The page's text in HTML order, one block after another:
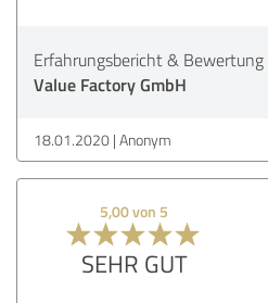
Erfahrungsbericht & Bewertung
Value Factory GmbH
18.01.2020 Anonym
5,00 von 5
SEHR GUT